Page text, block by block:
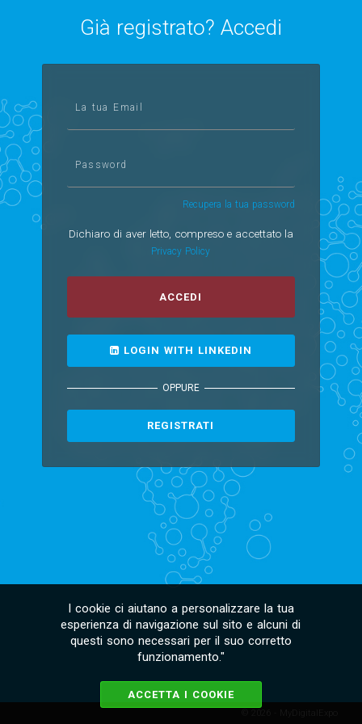
Già registrato? Accedi
La tua Email
Password
Recupera la tua password
Dichiaro di aver letto, compreso e accettato la
Privacy Policy
ACCEDI
LOGIN WITH LINKEDIN
OPPURE
REGISTRATI
I cookie ci aiutano a personalizzare la tua
esperienza di navigazione sul sito e alcuni di
questi sono necessari per il suo corretto
funzionamento."
ACCETTA I COOKIE